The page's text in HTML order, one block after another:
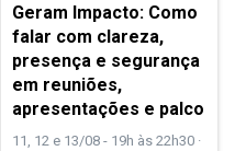
Geram Impacto: Como
falar com clareza,
presença e segurança
em reuniões,
apresentações e palco
11, 12 e 13/08 - 19h às 22h30 ·